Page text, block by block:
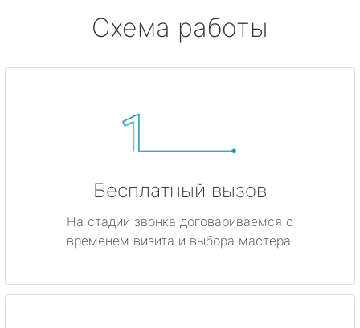
Схема работы
Бесплатный вызов
На стадии звонка договариваемся с
временем визита и выбора мастера.